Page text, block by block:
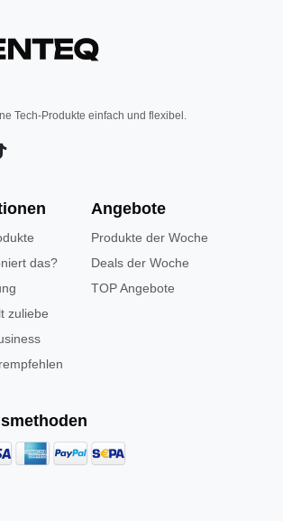
Tech-Produkte einfach und flexibel.
das?
zuliebe
Angebote
Produkte der Woche
Deals der Woche
TOP Angebote